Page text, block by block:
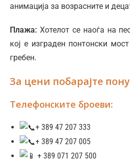
анимација за возрасните и
Плажа: Хотелот се наоѓа на
кој е изграден понтонски
гребен.
За цени побарајте
Телефонските броеви:
+ 389 47 207 333
+ 389 47 207 005
+ 389 071 207 500